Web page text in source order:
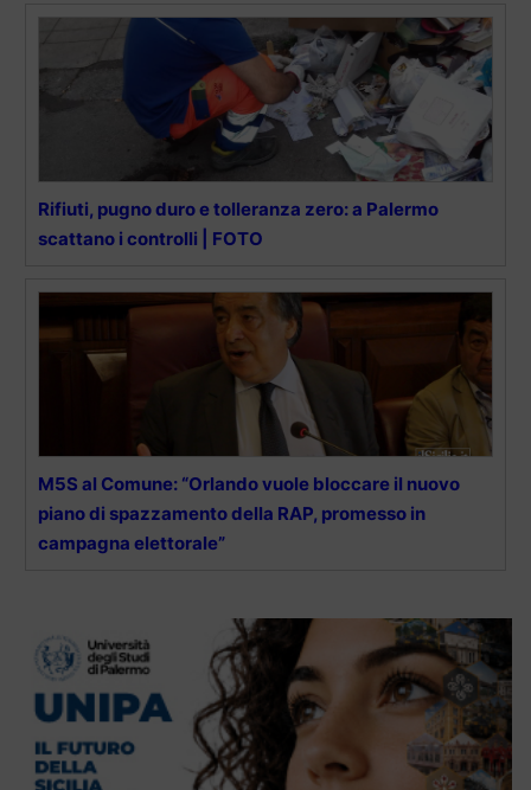
Rifiuti, pugno duro e tolleranza zero: a Palermo
scattano i controlli | FOTO
M5S al Comune: “Orlando vuole bloccare il nuovo
piano di spazzamento della RAP, promesso in
campagna elettorale”